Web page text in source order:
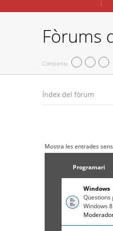
Fòrums
Compartiu
Índex del fòrum
Mostra les entrades
Programari
Windows
Qüestions
Windows